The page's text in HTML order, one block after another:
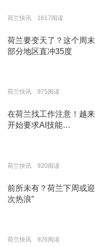
荷兰快讯 1617阅读
荷兰要变天了？这个周
部分地区直冲35度
荷兰快讯 975阅读
在荷兰找工作注意！越
开始要求AI技能…
荷兰快讯 920阅读
前所未有？荷兰下周或
次热浪”
荷兰快讯 926阅读